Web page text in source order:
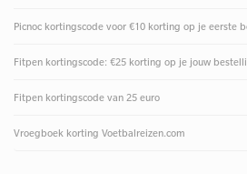
Picnoc kortingscode voor €10 korting op je eerste
Fitpen kortingscode: €25 korting op je jouw
Fitpen kortingscode van 25 euro
Vroegboek korting Voetbalreizen.com